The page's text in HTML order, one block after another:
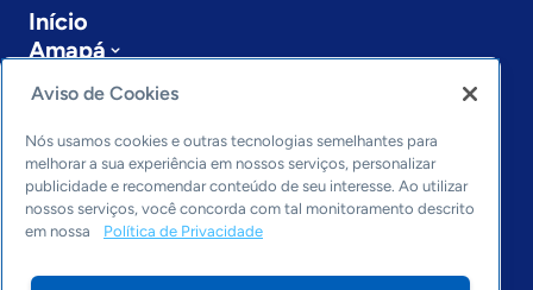
Início
Amapá
Sobre a ASN
Últimas notícias
Entre em contato
Editorias
Economia & Política
Inovação & Tecnologia
Cultura empreendedora
Aviso de Cookies
Nós usamos cookies e outras tecnologias semelhantes para
melhorar a sua experiência em nossos serviços, personalizar
publicidade e recomendar conteúdo de seu interesse. Ao utilizar
nossos serviços, você concorda com tal monitoramento descrito
em nossa
Política de Privacidade